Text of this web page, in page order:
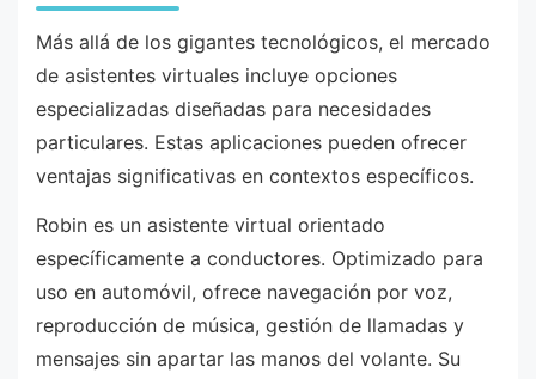
Más allá de los gigantes tecnológicos, el mercado
de asistentes virtuales incluye opciones
especializadas diseñadas para necesidades
particulares. Estas aplicaciones pueden ofrecer
ventajas significativas en contextos específicos.
Robin es un asistente virtual orientado
específicamente a conductores. Optimizado para
uso en automóvil, ofrece navegación por voz,
reproducción de música, gestión de llamadas y
mensajes sin apartar las manos del volante. Su